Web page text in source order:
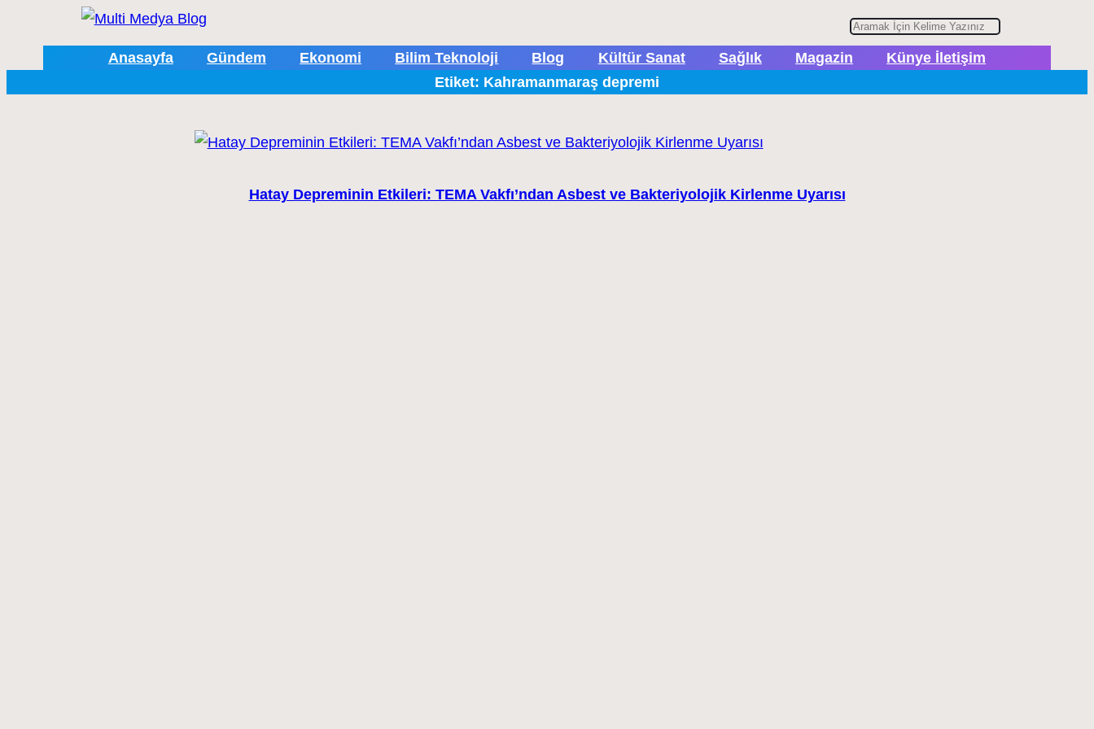
A
r
Anasayfa Gündem Ekonomi Bilim Teknoloji Blog Kültür Sanat Sağlık Magazin
Künye İletişim
Etiket: Kahramanmaraş depremi
Hatay Depreminin Etkileri: TEMA Vakfı’ndan Asbest ve Bakteriyolojik Kirlenme Uyarısı